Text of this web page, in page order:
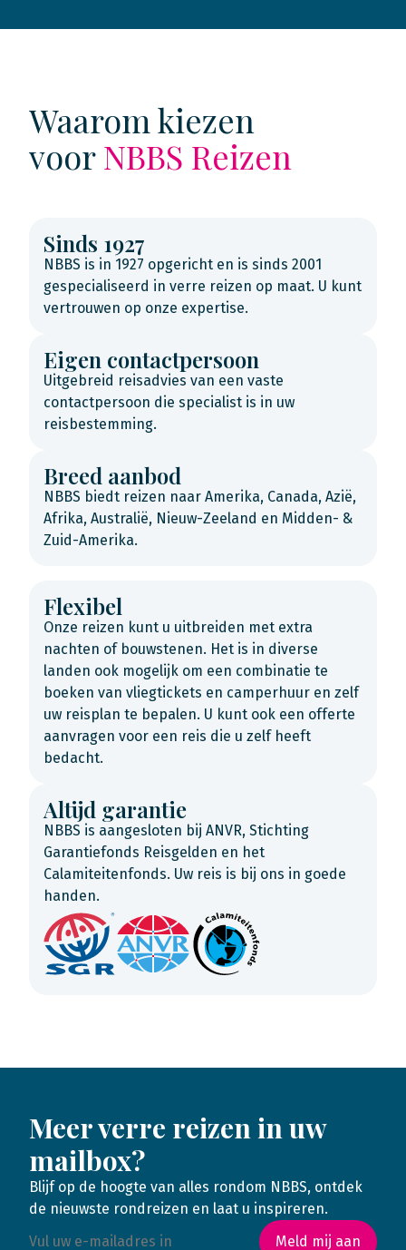
Waarom kiezen
voorNBBS Reizen
Sinds 1927
NBBS is in 1927 opgericht en is sinds 2001
gespecialiseerd in verre reizen op maat. U kunt
vertrouwen op onze expertise.
Eigen contactpersoon
Uitgebreid reisadvies van een vaste
contactpersoon die specialist is in uw
reisbestemming.
Breed aanbod
NBBS biedt reizen naar Amerika, Canada, Azië,
Afrika, Australië, Nieuw-Zeeland en Midden- &
Zuid-Amerika.
Flexibel
Onze reizen kunt u uitbreiden met extra
nachten of bouwstenen. Het is in diverse
landen ook mogelijk om een combinatie te
boeken van vliegtickets en camperhuur en zelf
uw reisplan te bepalen. U kunt ook een offerte
aanvragen voor een reis die u zelf heeft
bedacht.
Altijd garantie
NBBS is aangesloten bij ANVR, Stichting
Garantiefonds Reisgelden en het
Calamiteitenfonds. Uw reis is bij ons in goede
handen.
Meer verre reizen in uw
mailbox?
Blijf op de hoogte van alles rondom NBBS, ontdek
de nieuwste rondreizen en laat u inspireren.
Meld mij aan